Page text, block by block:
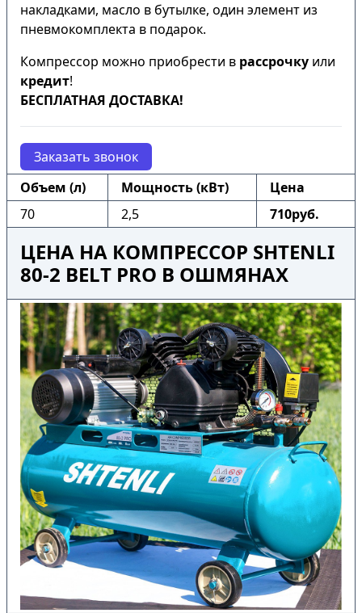
накладками, масло в бутылке, один элемент из
пневмокомплекта в подарок.
Компрессор можно приобрести в рассрочку или
кредит!
БЕСПЛАТНАЯ ДОСТАВКА!
Заказать звонок
Объем (л)
Мощность (кВт)
Цена
70
2,5 710руб.
ЦЕНА НА КОМПРЕССОР SHTENLI
80-2 BELT PRO В ОШМЯНАХ